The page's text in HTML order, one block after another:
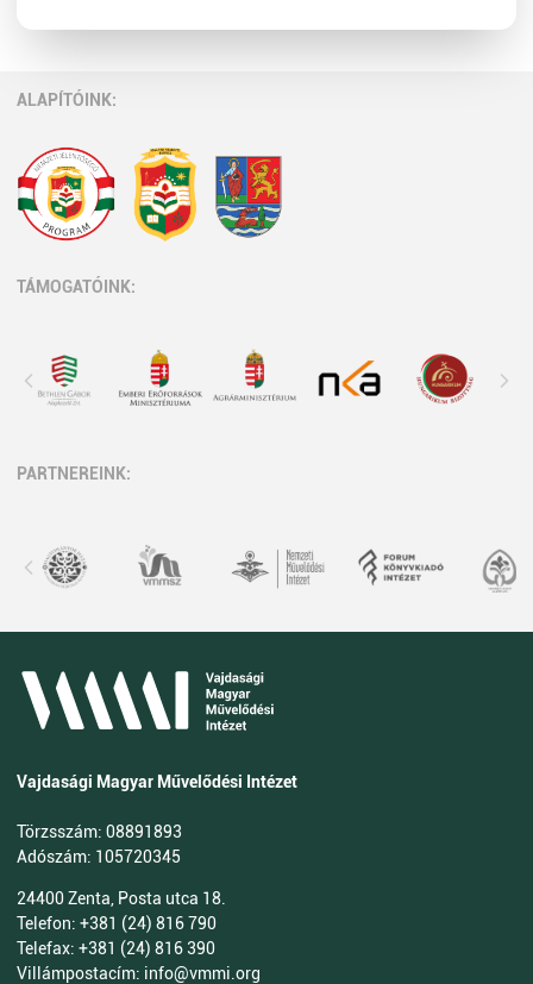
ALAPÍTÓINK:
TÁMOGATÓINK:
PARTNEREINK:
Vajdasági Magyar Művelődési Intézet
Törzsszám: 08891893
Adószám: 105720345
24400 Zenta, Posta utca 18.
Telefon: +381 (24) 816 790
Telefax: +381 (24) 816 390
Villámpostacím: info@vmmi.org